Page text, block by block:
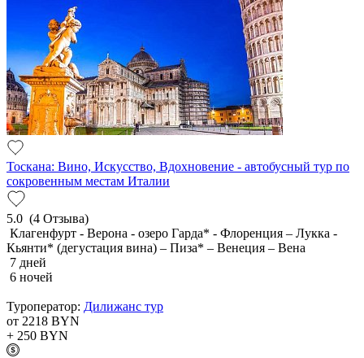
Тоскана: Вино, Искусство, Вдохновение - автобусный тур по
сокровенным местам Италии
5.0 (4 Отзыва)
Клагенфурт - Верона - озеро Гарда* - Флоренция – Лукка -
Кьянти* (дегустация вина) – Пиза* – Венеция – Вена
7 дней
6 ночей
Туроператор: Дилижанс тур
от 2218 BYN
+ 250 BYN